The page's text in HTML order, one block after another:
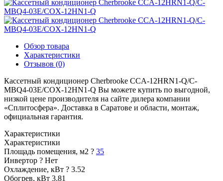
Обзор товара
Характеристики
Отзывов (0)
Кассетный кондиционер Cherbrooke CCA-12HRN1-Q/C-
MBQ4-03E/COX-12HN1-Q Вы можете купить по выгодной,
низкой цене производителя на сайте дилера компании
«Сплитосфера». Доставка в Саратове и области, монтаж,
официальная гарантия.
Характеристики
Характеристики
Площадь помещения, м2 ? 35
Инвертор ? Нет
Охлаждение, кВт ? 3.52
Обогрев, кВт 3.81